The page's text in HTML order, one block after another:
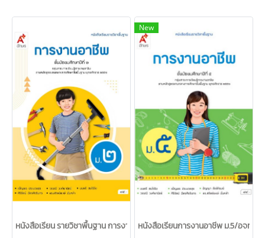
หนังสือเรียน รายวิชาพื้นฐาน การงานอาชีพ ม.2/อจท.
New
หนังสือเรียนการงานอาชีพ ม.5/อจท.